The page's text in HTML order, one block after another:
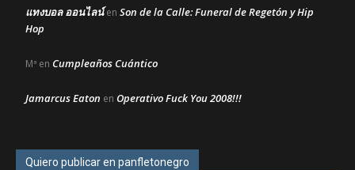
แทงบอล ออนไลน์en Son de la Calle: Funeral de Regetón y Hip
Hop
Mª en Cumpleaños Cuántico
Jamarcus Eaton en Operativo Fuck You 2008!!!
Quiero publicar en panfletonegro